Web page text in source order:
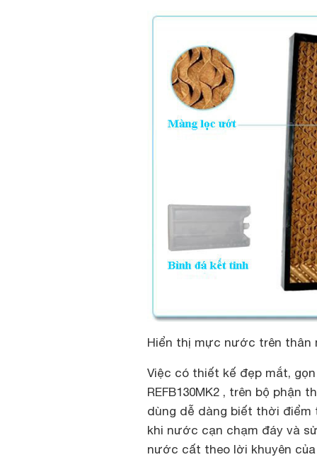
Hiển thị mực nước trên thân
Việc có thiết kế đẹp mắt,
REFB130MK2 , trên bộ
dùng dễ dàng biết thời
khi nước cạn chạm đáy và
nước cất theo lời khuyên